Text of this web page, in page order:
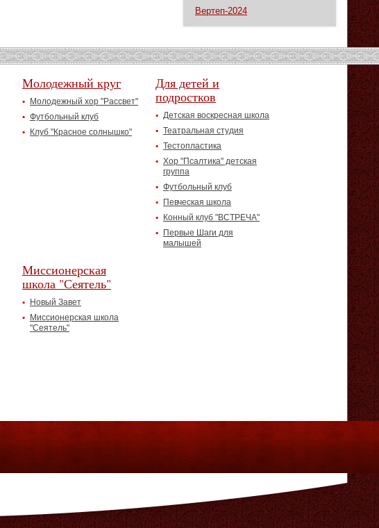
Вертеп-2024
Молодежный круг
Молодежный хор "Рассвет"
Футбольный клуб
Клуб "Красное солнышко"
Для детей и
подростков
Детская воскресная школа
Театральная студия
Тестопластика
Хор "Псалтика" детская
группа
Футбольный клуб
Певческая школа
Конный клуб "ВСТРЕЧА"
Первые Шаги для
малышей
Миссионерская
школа "Сеятель"
Новый Завет
Миссионерская школа
"Сеятель"